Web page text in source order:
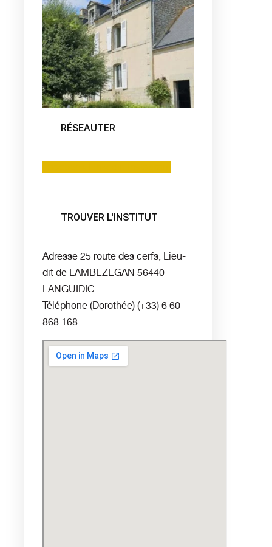
RÉSEAUTER
TROUVER L'INSTITUT
Adresse 25 route des cerfs, Lieu-
dit de LAMBEZEGAN 56440
LANGUIDIC
Téléphone (Dorothée) (+33) 6 60
868 168